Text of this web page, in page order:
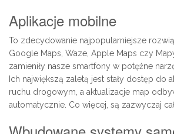
Aplikacje mobilne
To zdecydowanie najpopularniejsze
Google Maps, Waze, Apple Maps czy
zamieniły nasze smartfony w potężne
Ich największą zaletą jest stały dostęp do
ruchu drogowym, a aktualizacje map
automatycznie. Co więcej, są zazwyczaj